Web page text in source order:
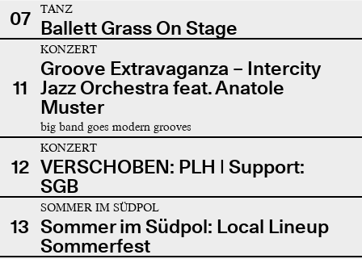
07
TANZ
Ballett Grass On Stage
11
KONZERT
Groove Extravaganza – Intercity
Jazz Orchestra feat. Anatole
Muster
big band goes modern grooves
12
KONZERT
VERSCHOBEN: PLH | Support:
SGB
13
SOMMER IM SÜDPOL
Sommer im Südpol: Local Lineup
Sommerfest